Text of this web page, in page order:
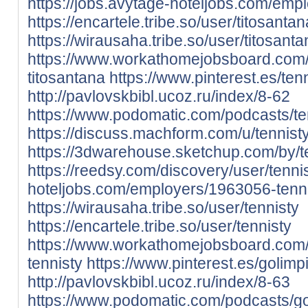
https://encartele.tribe.so/user/
https://wirausaha.tribe.so/user/
https://
titosantana https://www.pinterest.es/
http://pavlovskbibl.ucoz.ru/index/8-62
https://www.podomatic.com/podcasts/
https://discuss.machform.com/u/
https://3dwarehouse.sketchup.com/by/
https://reedsy.com/discovery/user/
hoteljobs.com/employers/1963056-
https://wirausaha.tribe.so/user/tennisty
https://encartele.tribe.so/user/tennisty
https://
tennisty https://www.pinterest.es/
http://pavlovskbibl.ucoz.ru/index/8-63
https://www.podomatic.com/podcasts/